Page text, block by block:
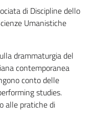
di Discipline dello
Umanistiche
drammaturgia del
contemporanea
conto delle
studies.
alle pratiche di